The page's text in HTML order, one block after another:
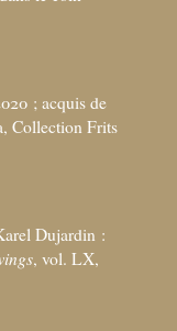
; acquis de
Collection Frits
Dujardin :
, vol. LX,